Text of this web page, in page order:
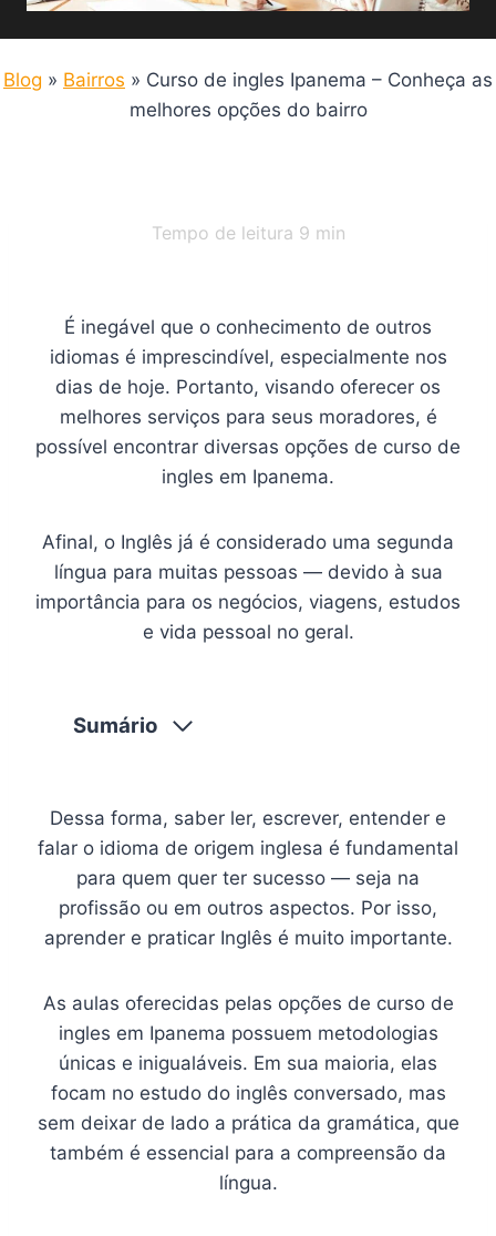
Blog » Bairros » Curso de ingles Ipanema – Conheça as
melhores opções do bairro
Tempo de leitura 9 min
É inegável que o conhecimento de outros
idiomas é imprescindível, especialmente nos
dias de hoje. Portanto, visando oferecer os
melhores serviços para seus moradores, é
possível encontrar diversas opções de curso de
ingles em Ipanema.
Afinal, o Inglês já é considerado uma segunda
língua para muitas pessoas — devido à sua
importância para os negócios, viagens, estudos
e vida pessoal no geral.
Sumário
Dessa forma, saber ler, escrever, entender e
falar o idioma de origem inglesa é fundamental
para quem quer ter sucesso — seja na
profissão ou em outros aspectos. Por isso,
aprender e praticar Inglês é muito importante.
As aulas oferecidas pelas opções de curso de
ingles em Ipanema possuem metodologias
únicas e inigualáveis. Em sua maioria, elas
focam no estudo do inglês conversado, mas
sem deixar de lado a prática da gramática, que
também é essencial para a compreensão da
língua.